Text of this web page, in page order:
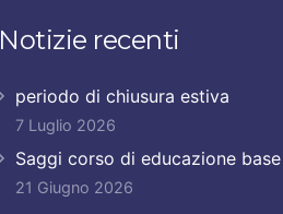
Notizie recenti
periodo di chiusura estiva
7 Luglio 2026
Saggi corso di educazione
21 Giugno 2026